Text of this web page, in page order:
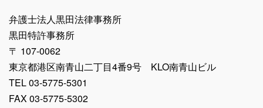
弁護士法人黒田法律事務所
黒田特許事務所
〒 107-0062
東京都港区南青山二丁目4番9号 KLO南青山ビル
TEL 03-5775-5301
FAX 03-5775-5302